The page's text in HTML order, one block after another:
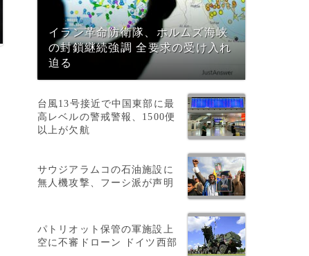
イラン革命防衛隊、ホルムズ海峡
の封鎖継続強調 全要求の受け入れ
迫る
台風13号接近で中国東部に最
高レベルの警戒警報、1500便
以上が欠航
サウジアラムコの石油施設に
無人機攻撃、フーシ派が声明
パトリオット保管の軍施設上
空に不審ドローン ドイツ西部